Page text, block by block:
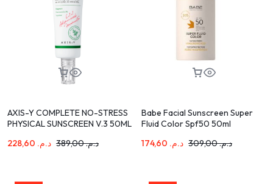
AXIS-Y COMPLETE NO-STRESS
PHYSICAL SUNSCREEN V.3 50ML
د.م.389,00 د.م.
Babe Facial Sunscreen Super
Fluid Color Spf50 50ml
د.م.309,00 د.م.